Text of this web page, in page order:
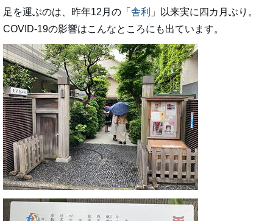
足を運ぶのは、昨年12月の「 舎利 」以来実に四カ月ぶり。
COVID-19の影響はこんなところにも出ています。